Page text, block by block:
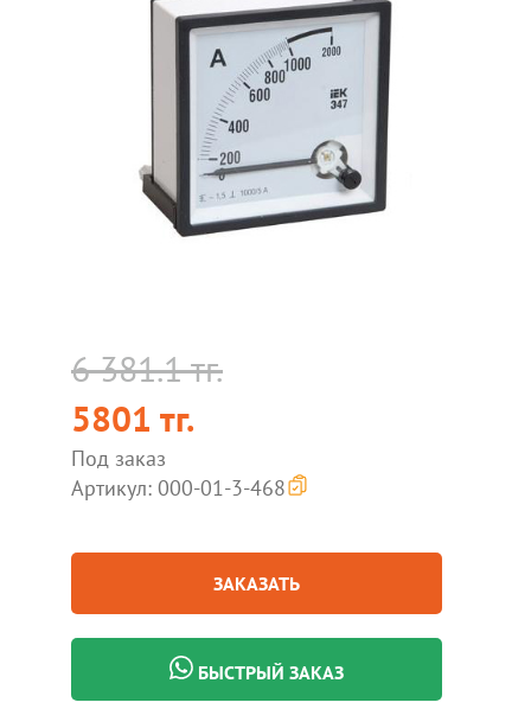
6 381.1 тг.
5801 тг.
Под заказ
Артикул: 000-01-3-468
ЗАКАЗАТЬ
БЫСТРЫЙ ЗАКАЗ